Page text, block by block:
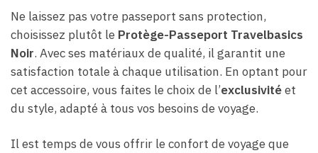
Ne laissez pas votre passeport sans protection,
choisissez plutôt le Protège-Passeport Travelbasics
Noir. Avec ses matériaux de qualité, il garantit une
satisfaction totale à chaque utilisation. En optant pour
cet accessoire, vous faites le choix de l’exclusivitéet
du style, adapté à tous vos besoins de voyage.
Il est temps de vous offrir le confort de voyage que